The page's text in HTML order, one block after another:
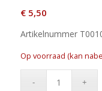
€5,50
Artikelnummer
Op voorraad (kan